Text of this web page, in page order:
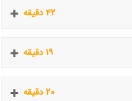
۴۲ دقیقه
۱۹ دقیقه
۲۰ دقیقه